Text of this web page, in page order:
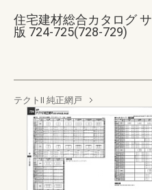
住宅建材総合カタログ
版 724-725(728-729)
テクトⅡ 純正網戸